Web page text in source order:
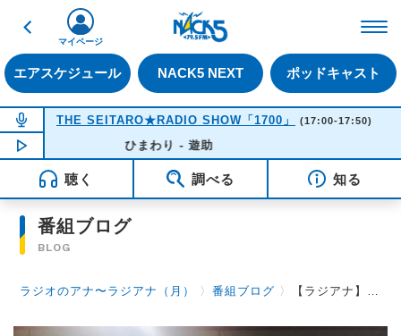
戻る
エアスケジュール NACK5 NEXT ポッドキャスト
マイページ
NOW ON AIR
THE SEITARO★RADIO SHOW「1700」 (17:00-17:50)
NOW PLAYING16:30
ひまわり - 遊助
聴く 調べる 知る
番組ブログ
BLOG
ラジオのアナ〜ラジアナ（月） 〉番組ブログ 〉 【ラジアナ】見てみて～【月曜日】